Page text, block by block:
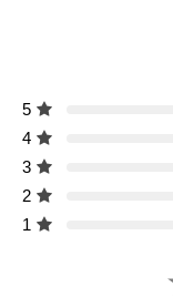
5
4
3
2
1